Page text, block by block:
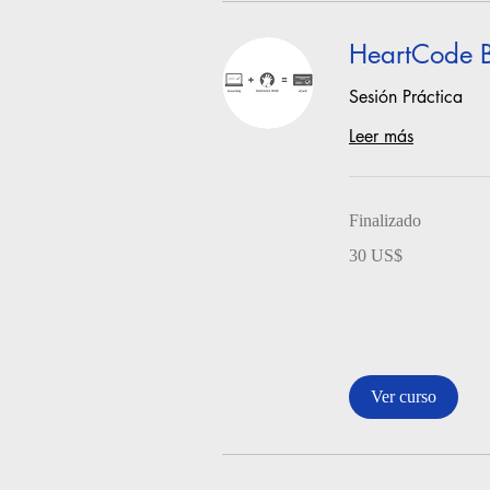
HeartCode
Sesión Práctica
Leer más
Finalizado
dólares
30 US$
Ver curso